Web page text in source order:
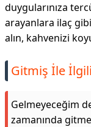
duygularınıza
arayanlara ilaç gibi
alın, kahvenizi
Gitmiş İle
Gelmeyeceğim
zamanında